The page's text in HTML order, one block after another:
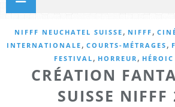
NIFFF NEUCHATEL SUISSE , NIFFF ,
INTERNATIONALE , COURTS-MÉTRAGES ,
FESTIVAL , HORREUR ,
CRÉATION
SUISSE NIFFF